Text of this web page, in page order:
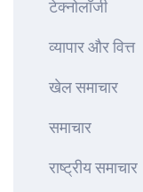
टेक्नोलॉजी
व्यापार और वित्त
खेल समाचार
समाचार
राष्ट्रीय समाचार